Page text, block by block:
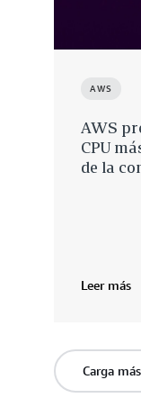
AWS
AWS
CPU
de la
Leer más
Carga más